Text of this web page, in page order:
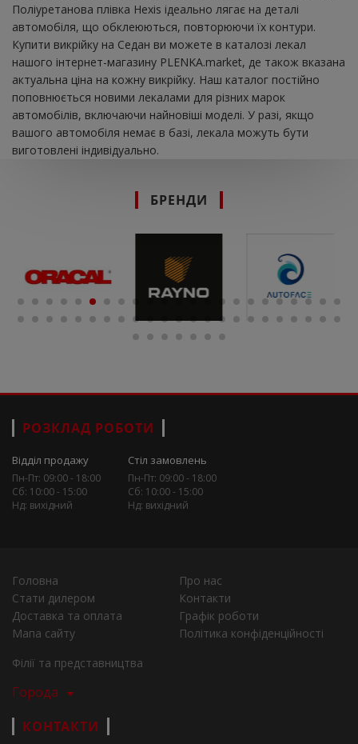
Поліуретанова плівка Hexis ідеально лягає на деталі
автомобіля, що обклеюються, повторюючи їх контури.
Купити викрійку на Седан ви можете в каталозі лекал
нашого інтернет-магазину PLENKA.market, де також вказана
актуальна ціна на кожну викрійку. Наш каталог постійно
поповнюється новими лекалами для різних марок
автомобілів, включаючи найновіші моделі. У разі, якщо
вашого автомобіля немає в базі, лекала можуть бути
виготовлені індивідуально.
БРЕНДИ
РОЗКЛАД РОБОТИ
Відділ продажу
Пн-Пт: 09:00 - 18:00
Сб: 10:00 - 15:00
Нд: вихідний
Стіл замовлень
Пн-Пт: 09:00 - 18:00
Сб: 10:00 - 15:00
Нд: вихідний
Головна
Про нас
Стати дилером
Контакти
Доставка та оплата
Графік роботи
Мапа сайту
Політика конфіденційності
Філії та представництва
Города
КОНТАКТИ